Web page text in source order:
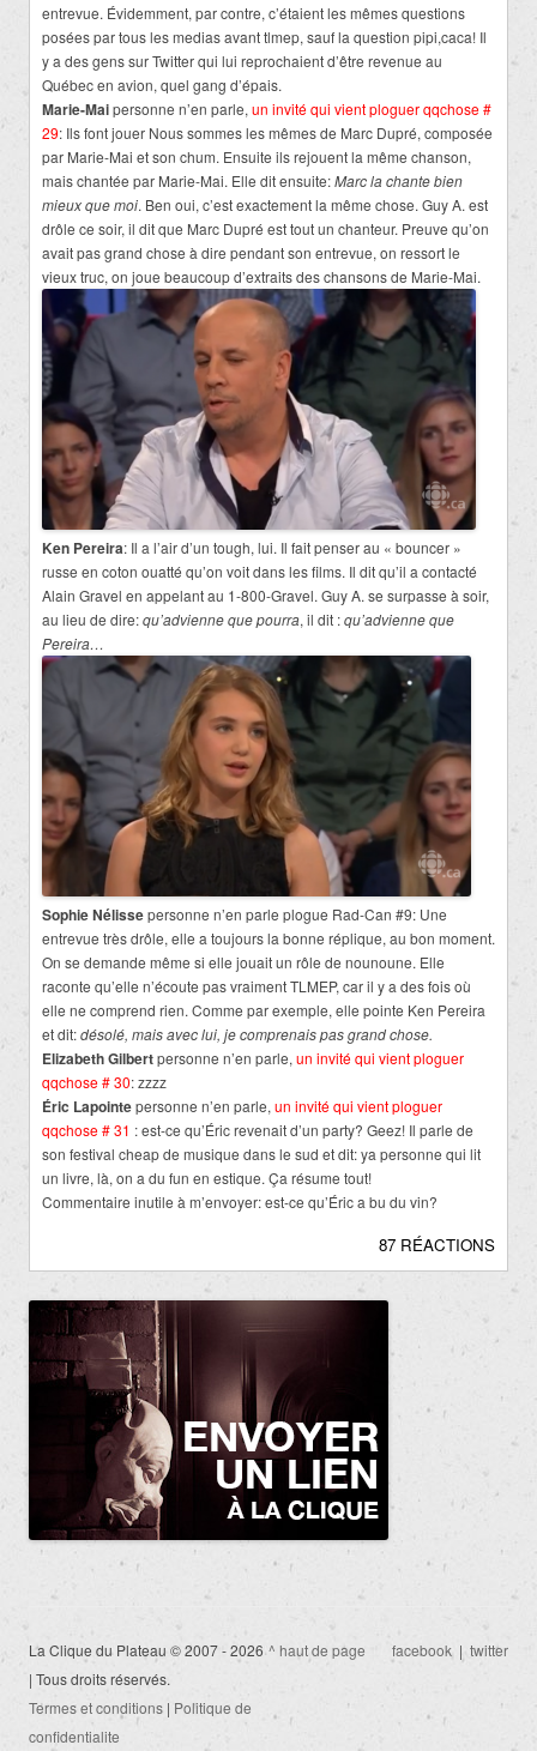
entrevue. Évidemment, par contre, c’étaient les mêmes questions
posées par tous les medias avant tlmep, sauf la question pipi,caca! Il
y a des gens sur Twitter qui lui reprochaient d’être revenue au
Québec en avion, quel gang d’épais.
Marie-Maipersonne n’en parle, un invité qui vient ploguer qqchose #
29: Ils font jouer Nous sommes les mêmes de Marc Dupré, composée
par Marie-Mai et son chum. Ensuite ils rejouent la même chanson,
mais chantée par Marie-Mai. Elle dit ensuite:Marc la chante bien
mieux que moi. Ben oui, c’est exactement la même chose. Guy A. est
drôle ce soir, il dit que Marc Dupré est tout un chanteur. Preuve qu’on
avait pas grand chose à dire pendant son entrevue, on ressort le
vieux truc, on joue beaucoup d’extraits des chansons de Marie-Mai.
Ken Pereira: Il a l’air d’un tough, lui. Il fait penser au « bouncer »
russe en coton ouatté qu’on voit dans les films. Il dit qu’il a contacté
Alain Gravel en appelant au 1-800-Gravel. Guy A. se surpasse à soir,
au lieu de dire:qu’advienne que pourra, il dit :qu’advienne que
Pereira…
Sophie Nélissepersonne n’en parle plogue Rad-Can #9: Une
entrevue très drôle, elle a toujours la bonne réplique, au bon moment.
On se demande même si elle jouait un rôle de nounoune. Elle
raconte qu’elle n’écoute pas vraiment TLMEP, car il y a des fois où
elle ne comprend rien. Comme par exemple, elle pointe Ken Pereira
et dit:désolé, mais avec lui, je comprenais pas grand chose.
Elizabeth Gilbertpersonne n’en parle, un invité qui vient ploguer
qqchose # 30: zzzz
Éric Lapointepersonne n’en parle, un invité qui vient ploguer
qqchose # 31 : est-ce qu’Éric revenait d’un party? Geez! Il parle de
son festival cheap de musique dans le sud et dit: ya personne qui lit
un livre, là, on a du fun en estique. Ça résume tout!
Commentaire inutile à m’envoyer: est-ce qu’Éric a bu du vin?
87 RÉACTIONS
La Clique du Plateau © 2007 - 2026
| Tous droits réservés.
Termes et conditions | Politique de
confidentialite
^ haut de page facebook | twitter